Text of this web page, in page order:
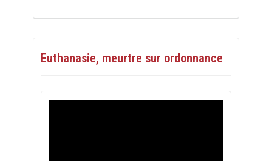
Euthanasie, meurtre sur ordonnance